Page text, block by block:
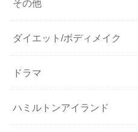
その他
ダイエット/ボディメイク
ドラマ
ハミルトンアイランド